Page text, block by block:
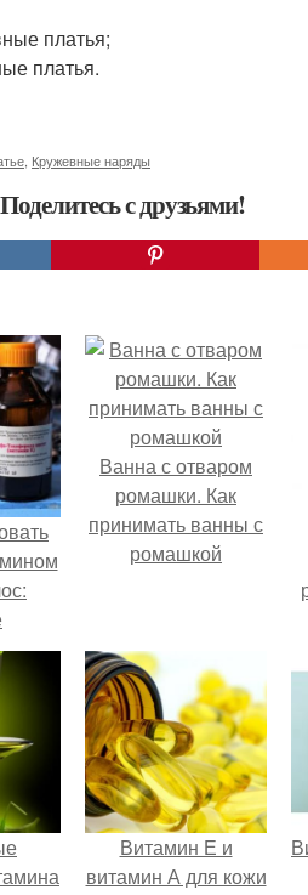
платья;
платья.
Кружевные наряды
с друзьями!
Ванна с отваром
ромашки. Как
принимать ванны с
ромашкой
Витамин Е и
витамин А для кожи